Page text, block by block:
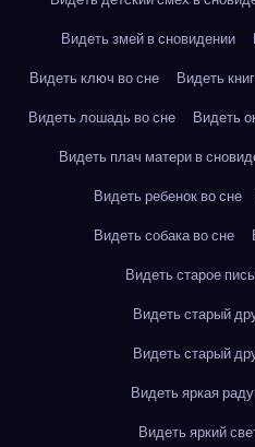
Видеть змей в сновидении
Видеть ключ во сне
Видеть
Видеть лошадь во сне
Видеть
Видеть плач матери в
Видеть ребенок во сне
Видеть собака во сне
Видеть старое
Видеть старый
Видеть старый
Видеть яркая
Видеть яркий